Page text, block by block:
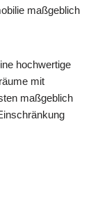
maßgeblich
hochwertige
mit
maßgeblich